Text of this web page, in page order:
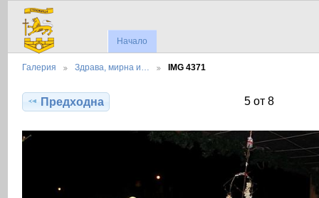
Начало
Галерия Здрава, мирна и… IMG 4371
Предходна 5 от 8